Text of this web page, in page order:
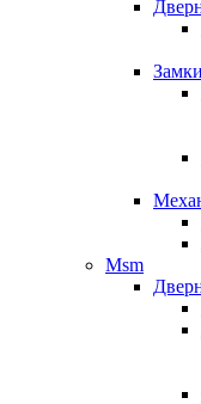
Замки
Msm